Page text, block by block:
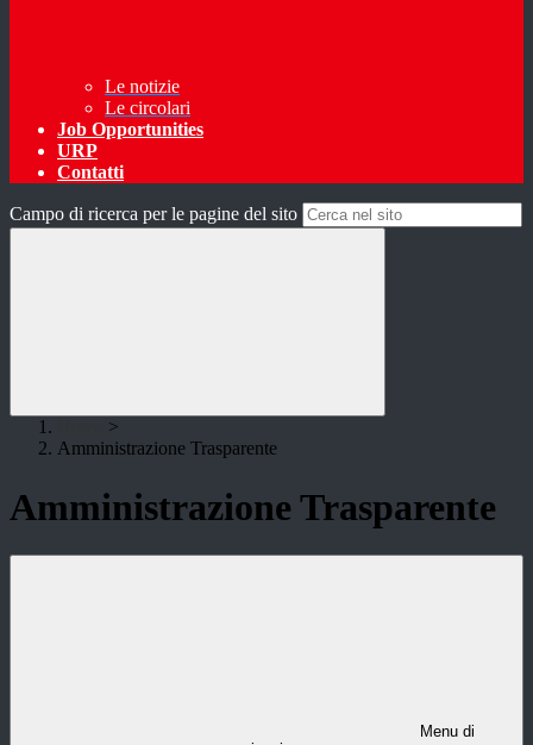
Le notizie
Le circolari
Job Opportunities
URP
Contatti
Campo di ricerca per le pagine del sito
>
Amministrazione Trasparente
Amministrazione Trasparente
Menu di